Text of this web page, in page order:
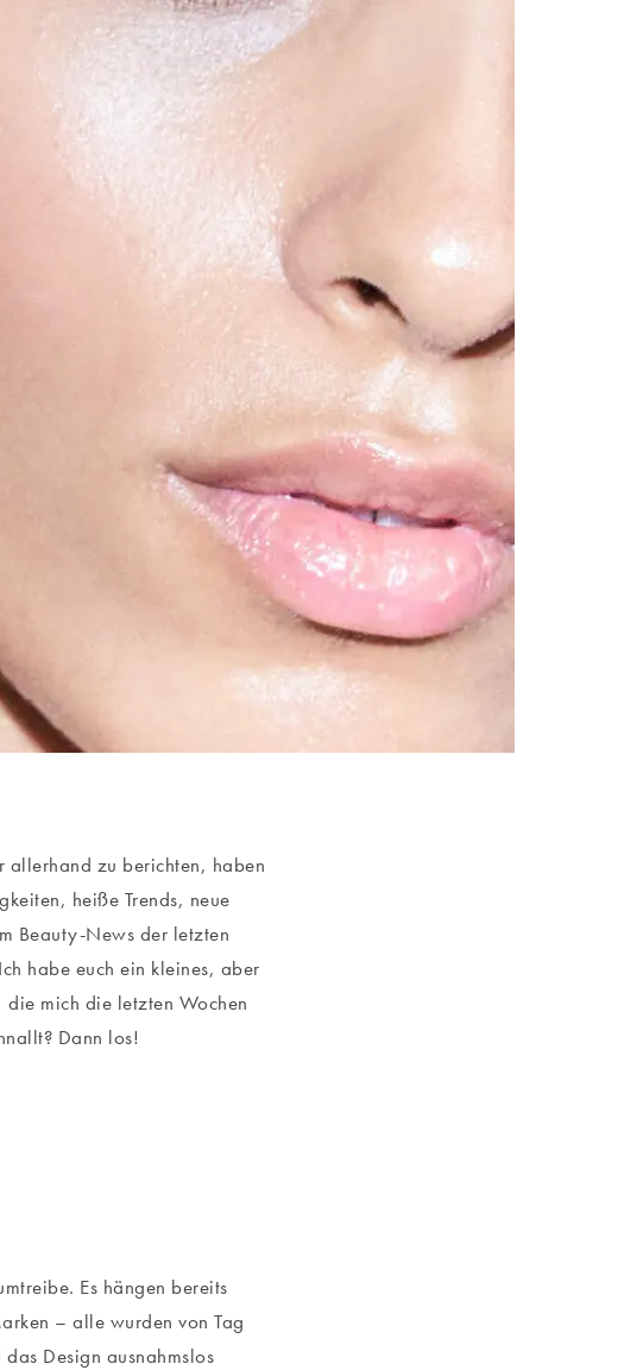
allerhand zu berichten, haben
heiße Trends, neue
Beauty-News der letzten
habe euch ein kleines, aber
die mich die letzten Wochen
Dann los!
Es hängen bereits
– alle wurden von Tag
Design ausnahmslos